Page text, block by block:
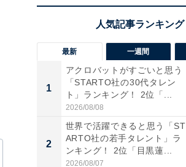
最新 一週間
1
アクロバットがすごいと思う
「STARTO社の30代タレン
ト」ランキング！ 2位「...
2026/08/08
2
世界で活躍できると思う「ST
ARTO社の若手タレント」ラ
ンキング！ 2位「目黒蓮...
2026/08/07